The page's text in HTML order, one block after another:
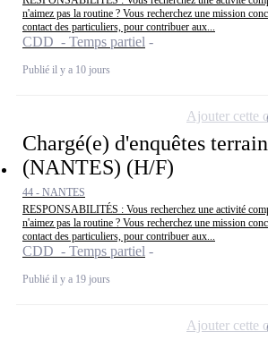
n'aimez pas la routine ? Vous recherchez une mission
contact des particuliers, pour contribuer aux...
CDD - Temps partiel
Publié il y a 10 jours
Chargé(e) d'enquêtes
(NANTES) (H/F)
44 - NANTES
RESPONSABILITÉS : Vous recherchez une activité
n'aimez pas la routine ? Vous recherchez une mission
contact des particuliers, pour contribuer aux...
CDD - Temps partiel
Publié il y a 19 jours
Ajouter cette
Ajouter cette